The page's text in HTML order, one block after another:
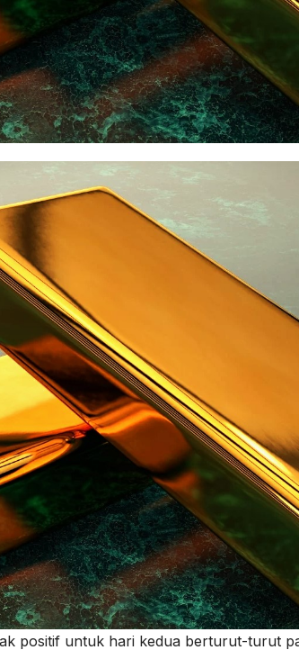
positif untuk hari kedua berturut-turut